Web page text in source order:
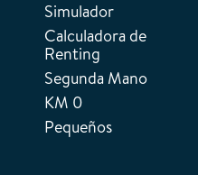
Simulador
Calculadora de
Renting
Segunda Mano
KM 0
Pequeños